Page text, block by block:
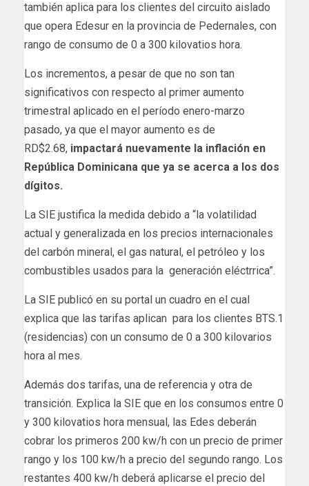
también aplica para los clientes del circuito aislado
que opera Edesur en la provincia de Pedernales, con
rango de consumo de 0 a 300 kilovatios hora.
Los incrementos, a pesar de que no son tan
significativos con respecto al primer aumento
trimestral aplicado en el período enero-marzo
pasado, ya que el mayor aumento es de
RD$2.68, impactará nuevamente la inflación en
República Dominicana que ya se acerca a los dos
dígitos.
La SIE justifica la medida debido a “la volatilidad
actual y generalizada en los precios internacionales
del carbón mineral, el gas natural, el petróleo y los
combustibles usados para la generación eléctrrica”.
La SIE publicó en su portal un cuadro en el cual
explica que las tarifas aplican para los clientes BTS.1
(residencias) con un consumo de 0 a 300 kilovarios
hora al mes.
Además dos tarifas, una de referencia y otra de
transición. Explica la SIE que en los consumos entre 0
y 300 kilovatios hora mensual, las Edes deberán
cobrar los primeros 200 kw/h con un precio de primer
rango y los 100 kw/h a precio del segundo rango. Los
restantes 400 kw/h deberá aplicarse el precio del